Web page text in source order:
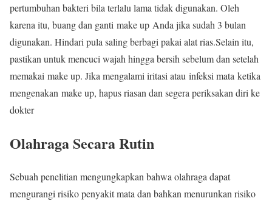
pertumbuhan bakteri bila terlalu lama tidak digunakan. Oleh
karena itu, buang dan ganti make up Anda jika sudah 3 bulan
digunakan. Hindari pula saling berbagi pakai alat rias.Selain itu,
pastikan untuk mencuci wajah hingga bersih sebelum dan setelah
memakai make up. Jika mengalami iritasi atau infeksi mata ketika
mengenakan make up, hapus riasan dan segera periksakan diri ke
dokter
Olahraga Secara Rutin
Sebuah penelitian mengungkapkan bahwa olahraga dapat
mengurangi risiko penyakit mata dan bahkan menurunkan risiko